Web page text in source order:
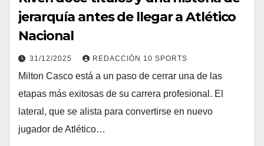
jerarquía antes de llegar a Atlético
Nacional
31/12/2025 REDACCIÓN 10 SPORTS
Milton Casco está a un paso de cerrar una de las
etapas más exitosas de su carrera profesional. El
lateral, que se alista para convertirse en nuevo
jugador de Atlético…